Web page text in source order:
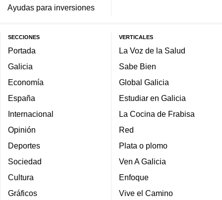
Ayudas para inversiones
SECCIONES
Portada
Galicia
Economía
España
Internacional
Opinión
Deportes
Sociedad
Cultura
Gráficos
VERTICALES
La Voz de la Salud
Sabe Bien
Global Galicia
Estudiar en Galicia
La Cocina de Frabisa
Red
Plata o plomo
Ven A Galicia
Enfoque
Vive el Camino